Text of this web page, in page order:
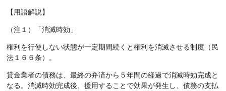
【用語解説】
（注１）「消滅時効」
権利を行使しない状態が一定期間続くと権利を消滅させる制度（民
法１６６条）。
貸金業者の債務は、最終の弁済から５年間の経過で消滅時効完成と
なる。消滅時効完成後、援用することで効果が発生し、債務の支払